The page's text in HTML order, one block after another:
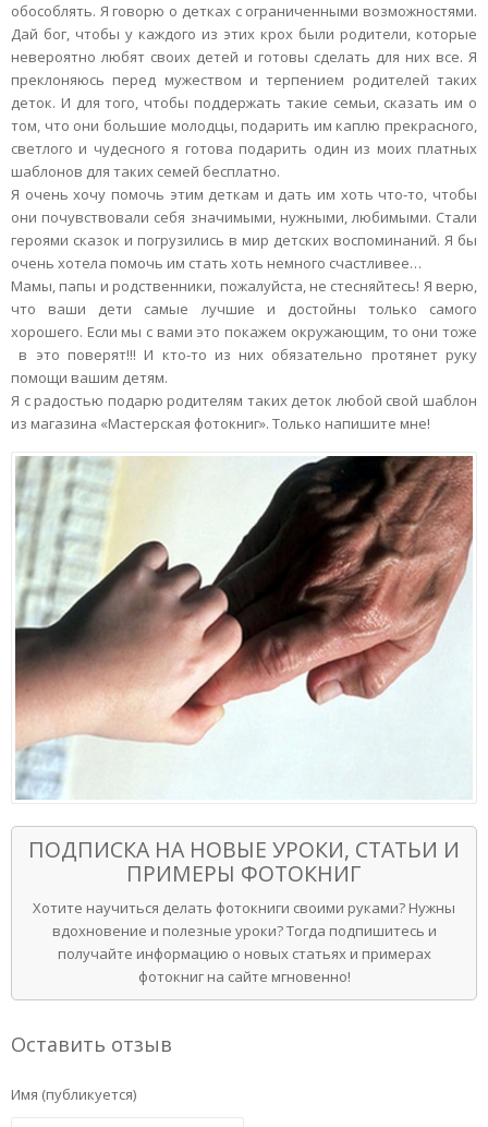
обособлять. Я говорю о детках с ограниченными возможностями.
Дай бог, чтобы у каждого из этих крох были родители, которые
невероятно любят своих детей и готовы сделать для них все. Я
преклоняюсь перед мужеством и терпением родителей таких
деток. И для того, чтобы поддержать такие семьи, сказать им о
том, что они большие молодцы, подарить им каплю прекрасного,
светлого и чудесного я готова подарить один из моих платных
шаблонов для таких семей бесплатно.
Я очень хочу помочь этим деткам и дать им хоть что-то, чтобы
они почувствовали себя значимыми, нужными, любимыми. Стали
героями сказок и погрузились в мир детских воспоминаний. Я бы
очень хотела помочь им стать хоть немного счастливее…
Мамы, папы и родственники, пожалуйста, не стесняйтесь! Я верю,
что ваши дети самые лучшие и достойны только самого
хорошего. Если мы с вами это покажем окружающим, то они тоже
в это поверят!!! И кто-то из них обязательно протянет руку
помощи вашим детям.
Я с радостью подарю родителям таких деток любой свой шаблон
из магазина «Мастерская фотокниг». Только напишите мне!
ПОДПИСКА НА НОВЫЕ УРОКИ, СТАТЬИ И
ПРИМЕРЫ ФОТОКНИГ
Хотите научиться делать фотокниги своими руками? Нужны
вдохновение и полезные уроки? Тогда подпишитесь и
получайте информацию о новых статьях и примерах
фотокниг на сайте мгновенно!
Оставить отзыв
Имя (публикуется)